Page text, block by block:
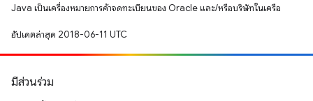
Java เป็นเครื่องหมายการค้าจดทะเบียนของ Oracle และ/หรือบริษัทในเครือ
อัปเดตล่าสุด 2018-06-11 UTC
มีส่วนร่วม